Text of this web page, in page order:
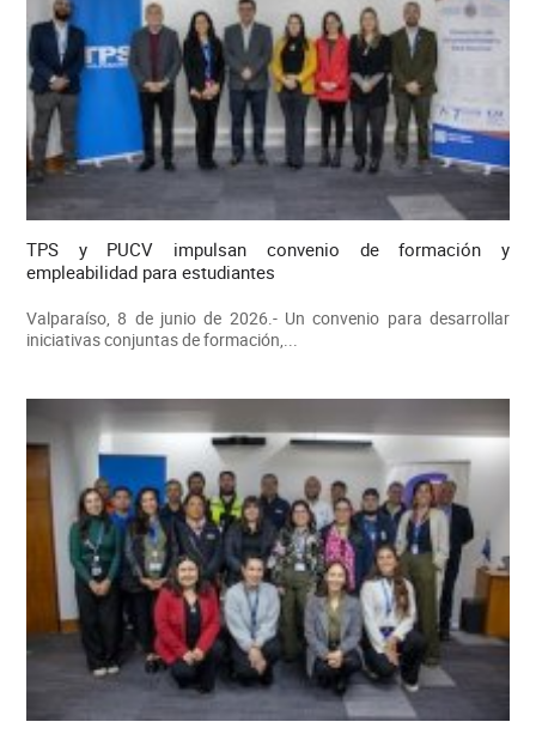
TPS y PUCV impulsan convenio de formación y
empleabilidad para estudiantes
Valparaíso, 8 de junio de 2026.- Un convenio para desarrollar
iniciativas conjuntas de formación,...